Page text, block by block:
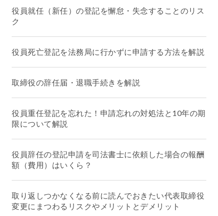
役員就任（新任）の登記を懈怠・失念することのリス
ク
役員死亡登記を法務局に行かずに申請する方法を解説
取締役の辞任届・退職手続きを解説
役員重任登記を忘れた！申請忘れの対処法と10年の期
限について解説
役員辞任の登記申請を司法書士に依頼した場合の報酬
額（費用）はいくら？
取り返しつかなくなる前に読んでおきたい代表取締役
変更にまつわるリスクやメリットとデメリット